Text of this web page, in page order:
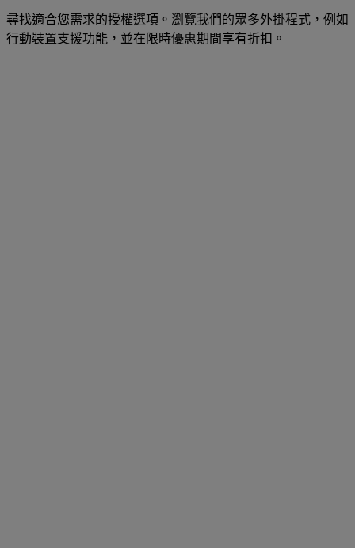
尋找適合您需求的授權選項。瀏覽我們的眾多外掛程式，例如
行動裝置支援功能，並在限時優惠期間享有折扣。